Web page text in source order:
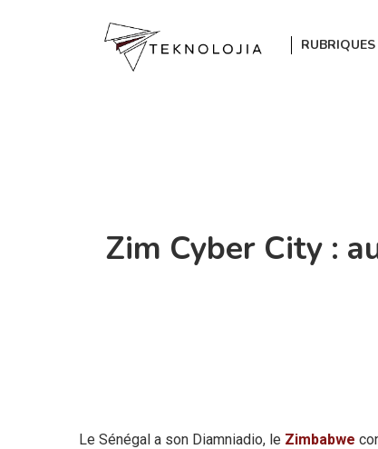
RUBRIQUES
Zim Cyber City :
Le Sénégal a son Diamniadio, le Zimbabwe